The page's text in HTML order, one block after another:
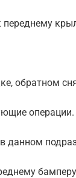
переднему
обратном
операции.
данном